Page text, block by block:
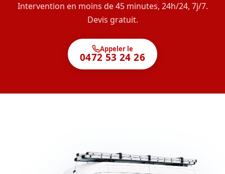
Intervention en moins de 45 minutes, 24h/24, 7j/7.
Devis gratuit.
Appeler le
0472 53 24 26